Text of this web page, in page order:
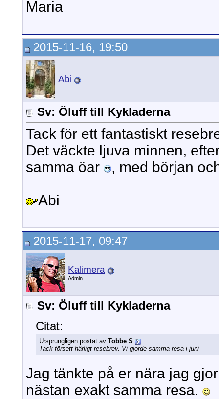
Maria
2015-11-16, 19:50
Abi
Sv: Öluff till Kykladerna
Tack för ett fantastiskt
Det väckte ljuva minnen,
samma öar
, med början
Abi
2015-11-17, 09:47
Kalimera
Admin
Sv: Öluff till Kykladerna
Citat:
Ursprungligen postat av Tobbe S
Tack försett härligt resebrev. Vi gjorde samma resa i juni
Jag tänkte på er nära jag
nästan exakt samma resa.